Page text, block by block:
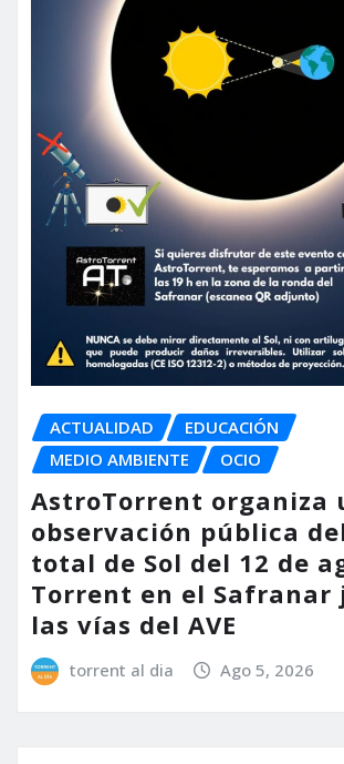
ACTUALIDAD
EDUCACIÓN
MEDIO AMBIENTE
OCIO
AstroTorrent organiza
observación pública
total de Sol del 12 de
Torrent en el Safranar
las vías del AVE
torrent al dia Ago 5, 2026